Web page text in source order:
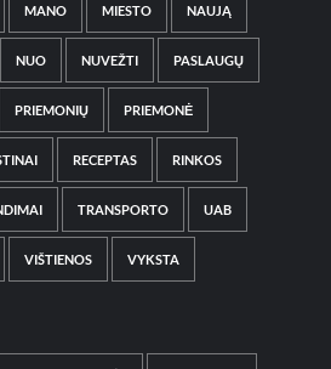
MANO MIESTO NAUJĄ
NUO NUVEŽTI PASLAUGŲ
PRIEMONIŲ PRIEMONĖ
RECEPTAS RINKOS
TRANSPORTO UAB
VIŠTIENOS VYKSTA